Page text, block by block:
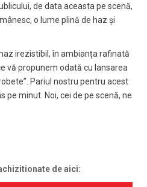
de data aceasta pe scenă,
o lume plină de haz și
irezistibil, în ambianța rafinată
vă propunem odată cu lansarea
Pariul nostru pentru acest
pe minut. Noi, cei de pe scenă, ne
de aici: